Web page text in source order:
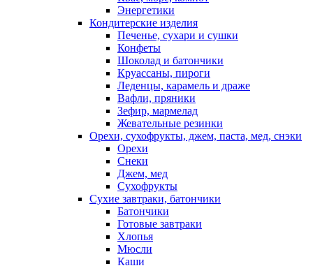
Энергетики
Кондитерские изделия
Печенье, сухари и сушки
Конфеты
Шоколад и батончики
Круассаны, пироги
Леденцы, карамель и драже
Вафли, пряники
Зефир, мармелад
Жевательные резинки
Орехи, сухофрукты, джем, паста, мед, снэки
Орехи
Снеки
Джем, мед
Сухофрукты
Сухие завтраки, батончики
Батончики
Готовые завтраки
Хлопья
Мюсли
Каши